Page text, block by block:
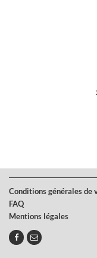
Conditions générales de
FAQ
Mentions légales